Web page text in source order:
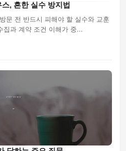
, 흔한 실수 방지법
문 전 반드시 피해야 할 실수와 교훈
집과 계약 조건 이해가 중...